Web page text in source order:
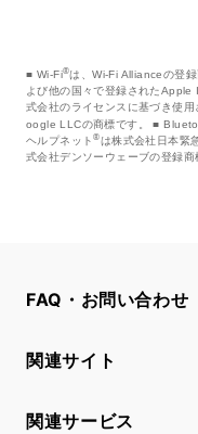
Wi-Fi®は、Wi-Fi Allianceの登
よび他の国々で登録されたApple
式会社のライセンスに基づき使
oogle LLCの商標です。
ヘルプネット®は株式会社日本緊
式会社デンソーウェーブの登録商
FAQ・お問い合わせ
関連サイト
関連サービス